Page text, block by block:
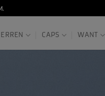
CAPS WANT